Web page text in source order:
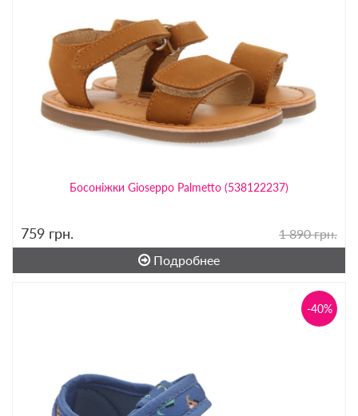
Босоніжки Gioseppo Palmetto (538122237)
759 грн.
1 890 грн.
Подробнее
-40%